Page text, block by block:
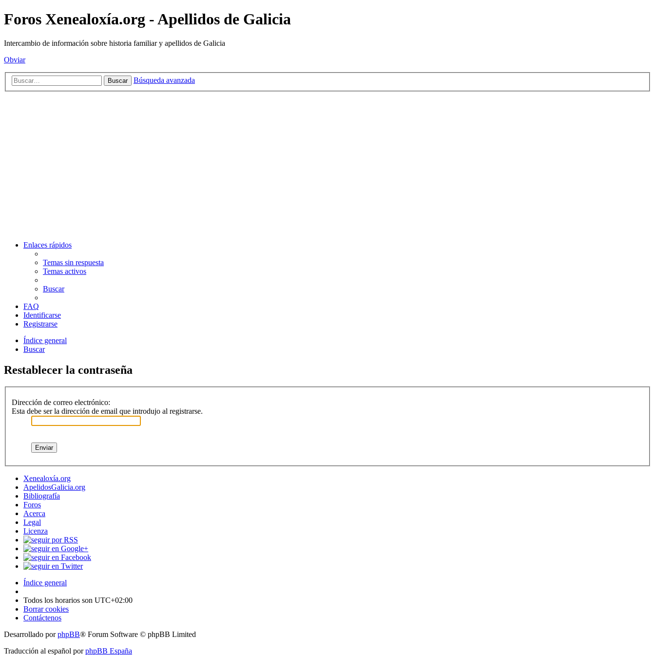
Foros Xenealoxía.org - Apellidos de Galicia
Intercambio de información sobre historia familiar y apellidos de Galicia
Obviar
Buscar Búsqueda avanzada
Enlaces rápidos
Temas sin respuesta
Temas activos
Buscar
FAQ
Identificarse
Registrarse
Índice general
Buscar
Restablecer la contraseña
Dirección de correo electrónico:
Esta debe ser la dirección de email que introdujo al registrarse.
Xenealoxía.org
ApelidosGalicia.org
Bibliografía
Foros
Acerca
Legal
Licenza
Índice general
Todos los horarios son UTC+02:00
Borrar cookies
Contáctenos
Desarrollado porphpBB® Forum Software © phpBB Limited
Traducción al español porphpBB España